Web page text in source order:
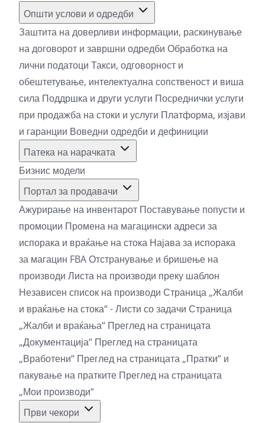
Општи услови и одредби
Заштита на доверливи информации, раскинување
на договорот и завршни одредби Обработка на
лични податоци Такси, одговорност и
обештетување, интелектуална сопственост и виша
сила Поддршка и други услуги Посреднички услуги
при продажба на стоки и услуги Платформа, изјави
и гаранции Воведни одредби и дефиниции
Патека на нарачката
Бизнис модели
Портал за продавачи
Ажурирање на инвентарот Поставување попусти и
промоции Промена на магацински адреси за
испорака и враќање на стока Најава за испорака
за магацин FBAОтстранување и бришење на
производи Листа на производи преку шаблон
Независен список на производи Страница „Жалби
и враќање на стока“ - Листи со задачи Страница
„Жалби и враќања“ Преглед на страницата
„Документација“ Преглед на страницата
„Вработени“ Преглед на страницата „Пратки“ и
пакување на пратките Преглед на страницата
„Мои производи“
Први чекори